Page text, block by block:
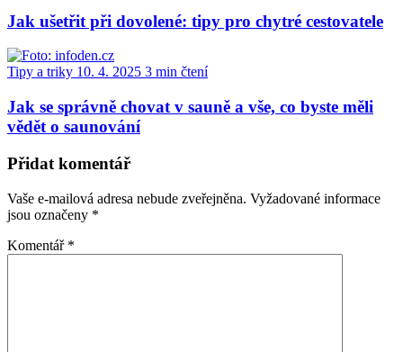
Jak ušetřit při dovolené: tipy pro chytré cestovatele
Tipy a triky 10. 4. 2025 3 min čtení
Jak se správně chovat v sauně a vše, co byste měli
vědět o saunování
Přidat komentář
Vaše e-mailová adresa nebude zveřejněna. Vyžadované informace
jsou označeny *
Komentář *